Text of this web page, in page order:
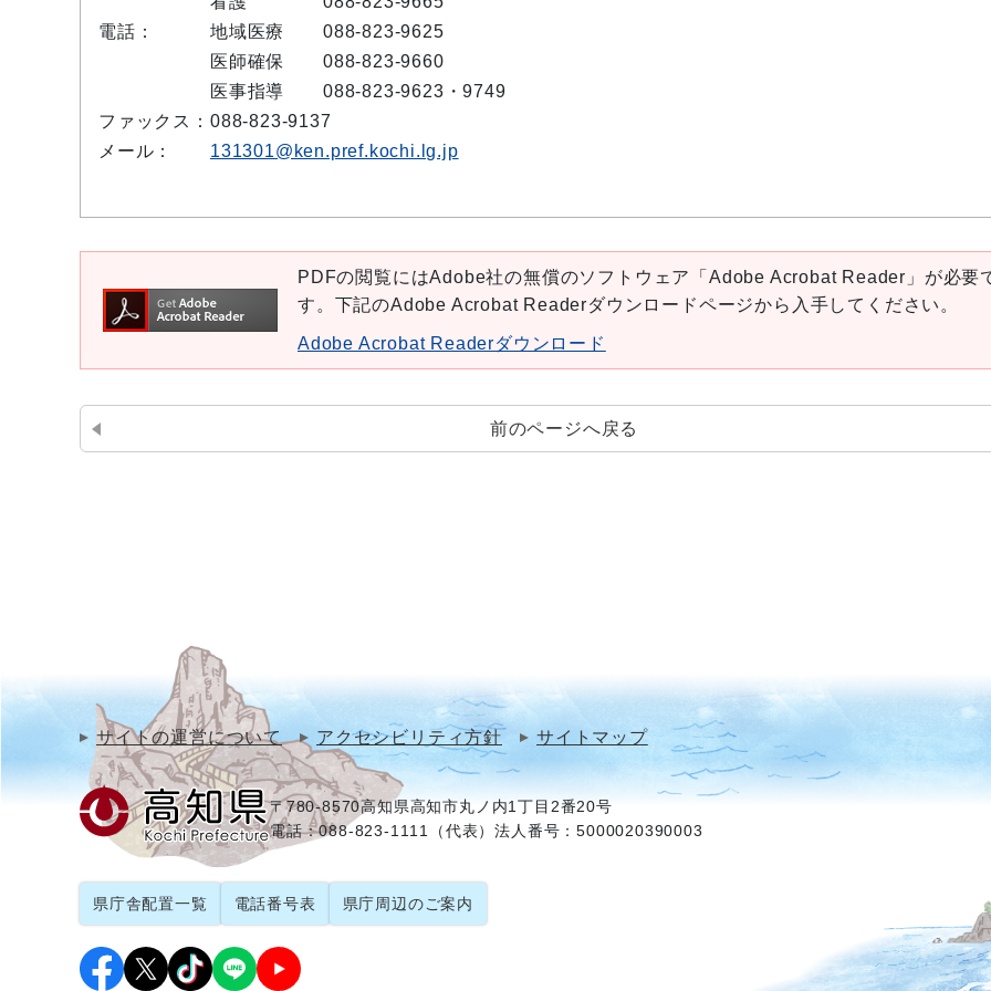
電話：
地域医療
088-823-9625
医師確保
088-823-9660
医事指導
088-823-9623・9749
ファックス： 088-823-9137
メール：
131301@ken.pref.kochi.lg.jp
PDFの閲覧にはAdobe社の無償のソフトウェア「Adobe Acrobat Reader」が必要
す。下記のAdobe Acrobat Readerダウンロードページから入手してください。
Adobe Acrobat Readerダウンロード
前のページへ戻る
サイトの運営について アクセシビリティ方針 サイトマップ
〒780-8570高知県高知市丸ノ内1丁目2番20号
電話：088-823-1111（代表）法人番号：5000020390003
県庁舎配置一覧 電話番号表 県庁周辺のご案内